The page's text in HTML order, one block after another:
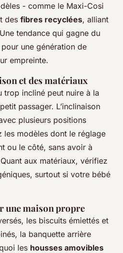
- comme le Maxi-Cosi
des fibres recyclées, alliant
tendance qui gagne du
une génération de
empreinte.
et des matériaux
trop incliné peut nuire à la
passager. L’inclinaison
plusieurs positions
les modèles dont le réglage
ou le côté, sans avoir à
aux matériaux, vérifiez
surtout si votre bébé
une maison propre
les biscuits émiettés et
la banquette arrière
les housses amovibles